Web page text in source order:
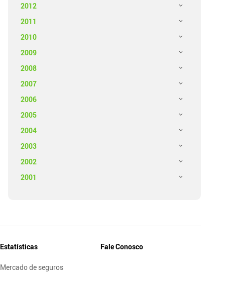
2012
2011
2010
2009
2008
2007
2006
2005
2004
2003
2002
2001
Estatísticas
Mercado de seguros
Fale Conosco